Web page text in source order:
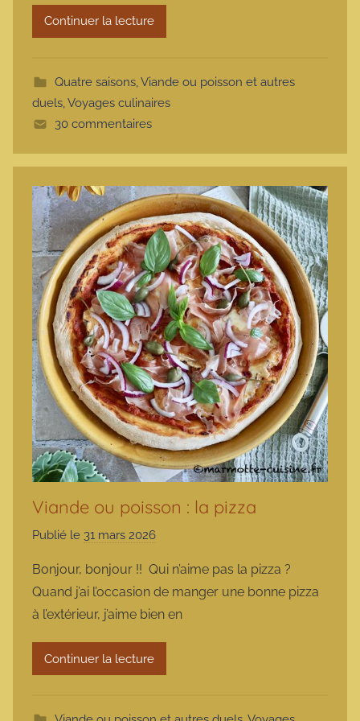
m
t
e
Continuer la lecture
Quatre saisons,Viande ou poisson et autres
duels,Voyages culinaires
30 commentaires
Viande ou poisson : la pizza
Publié le 31 mars 2026
r
m
a
r
Bonjour, bonjour !! Qui n’aime pas la pizza ?
Quand j’ai l’occasion de manger une bonne pizza
à l’extérieur, j’aime bien en
Continuer la lecture